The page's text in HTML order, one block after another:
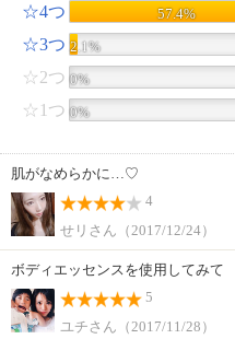
☆4つ 57.4%
☆3つ 2.1%
☆2つ 0%
☆1つ 0%
肌がなめらかに…♡
4
せリさん（2017/12/24）
ボディエッセンスを使用してみて
5
ユチさん（2017/11/28）